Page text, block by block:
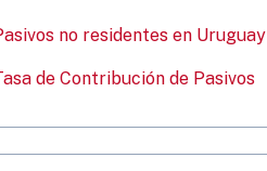
no residentes en Uruguay
de Contribución de Pasivos